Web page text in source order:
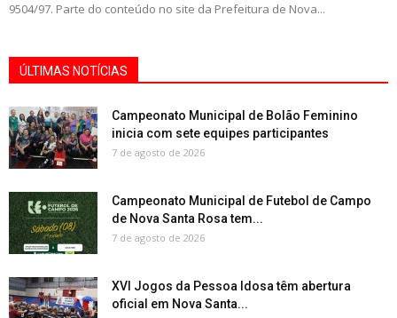
9504/97. Parte do conteúdo no site da Prefeitura de Nova...
ÚLTIMAS NOTÍCIAS
Campeonato Municipal de Bolão Feminino
inicia com sete equipes participantes
7 de agosto de 2026
Campeonato Municipal de Futebol de Campo
de Nova Santa Rosa tem...
7 de agosto de 2026
XVI Jogos da Pessoa Idosa têm abertura
oficial em Nova Santa...